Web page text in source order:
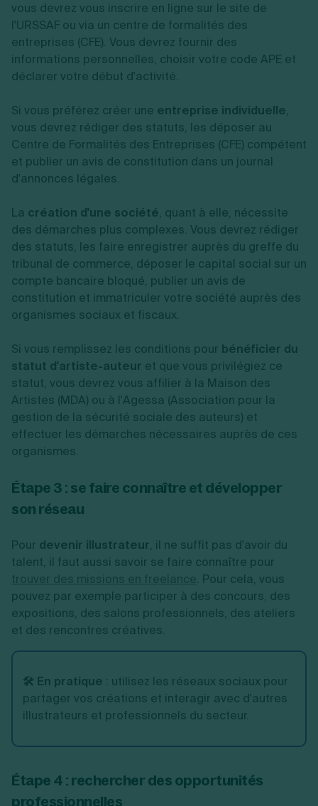
vous devrez vous inscrire en ligne sur le site de
l'URSSAF ou via un centre de formalités des
entreprises (CFE). Vous devrez fournir des
informations personnelles, choisir votre code APE et
déclarer votre début d'activité.
Si vous préférez créer une entreprise individuelle,
vous devrez rédiger des statuts, les déposer au
Centre de Formalités des Entreprises (CFE) compétent
et publier un avis de constitution dans un journal
d'annonces légales.
La création d'une société, quant à elle, nécessite
des démarches plus complexes. Vous devrez rédiger
des statuts, les faire enregistrer auprès du greffe du
tribunal de commerce, déposer le capital social sur un
compte bancaire bloqué, publier un avis de
constitution et immatriculer votre société auprès des
organismes sociaux et fiscaux.
Si vous remplissez les conditions pour bénéficier du
statut d'artiste-auteur et que vous privilégiez ce
statut, vous devrez vous affilier à la Maison des
Artistes (MDA) ou à l'Agessa (Association pour la
gestion de la sécurité sociale des auteurs) et
effectuer les démarches nécessaires auprès de ces
organismes.
Étape 3 : se faire connaître et développer
son réseau
Pour devenir illustrateur, il ne suffit pas d'avoir du
talent, il faut aussi savoir se faire connaître pour
trouver des missions en freelance. Pour cela, vous
pouvez par exemple participer à des concours, des
expositions, des salons professionnels, des ateliers
et des rencontres créatives.
🛠️ En pratique : utilisez les réseaux sociaux pour
partager vos créations et interagir avec d'autres
illustrateurs et professionnels du secteur.
Étape 4 : rechercher des opportunités
professionnelles